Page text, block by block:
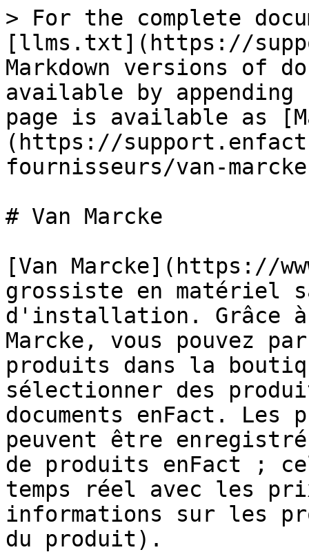
> For the complete
[llms.txt](https://
Markdown versions of
available by
page is available as
(https://
fournisseurs/van-
# Van Marcke
[Van Marcke](https://
grossiste en matériel
d'installation. Grâce à
Marcke, vous pouvez
produits dans la
sélectionner des
documents enFact.
peuvent être
de produits enFact ;
temps réel avec les
informations sur les
du produit).